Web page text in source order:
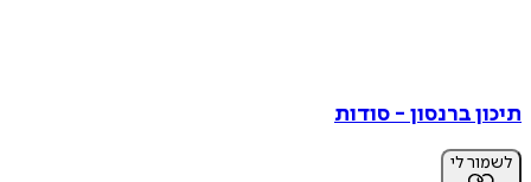
תיכון ברנסון - סודות
לשמור לי